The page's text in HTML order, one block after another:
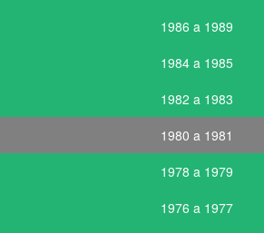
1986 a 1989
1984 a 1985
1982 a 1983
1980 a 1981
1978 a 1979
1976 a 1977